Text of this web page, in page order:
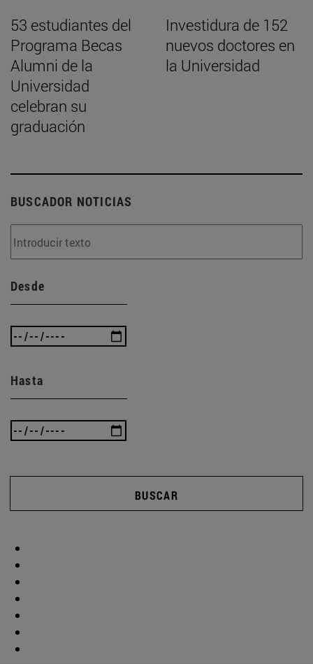
53 estudiantes del
Programa Becas
Alumni de la
Universidad
celebran su
graduación
Investidura de 152
nuevos doctores en
la Universidad
BUSCADOR NOTICIAS
Desde
Hasta
BUSCAR